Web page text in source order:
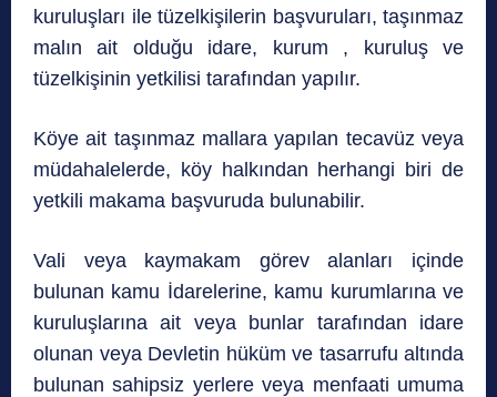
kuruluşları ile tüzelkişilerin başvuruları, taşınmaz
malın ait olduğu idare, kurum , kuruluş ve
tüzelkişinin yetkilisi tarafından yapılır.
Köye ait taşınmaz mallara yapılan tecavüz veya
müdahalelerde, köy halkından herhangi biri de
yetkili makama başvuruda bulunabilir.
Vali veya kaymakam görev alanları içinde
bulunan kamu İdarelerine, kamu kurumlarına ve
kuruluşlarına ait veya bunlar tarafından idare
olunan veya Devletin hüküm ve tasarrufu altında
bulunan sahipsiz yerlere veya menfaati umuma